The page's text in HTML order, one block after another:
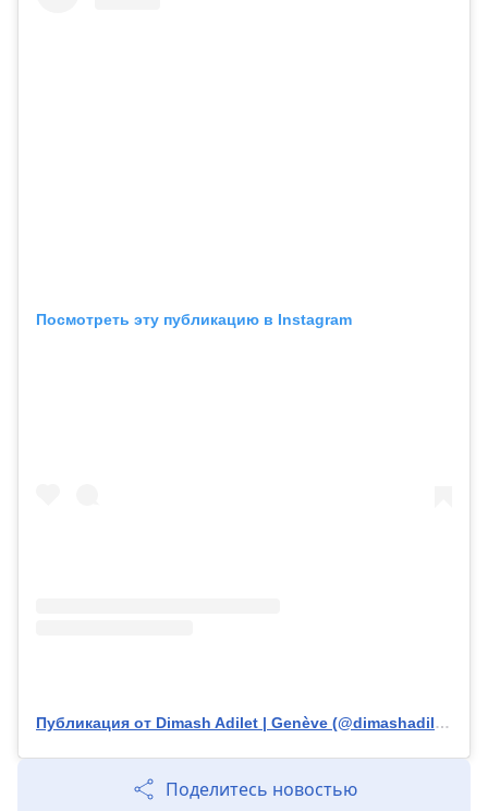
Посмотреть эту публикацию в Instagram
Публикация от Dimash Adilet | Genève (@dimashadilet)
Поделитесь новостью